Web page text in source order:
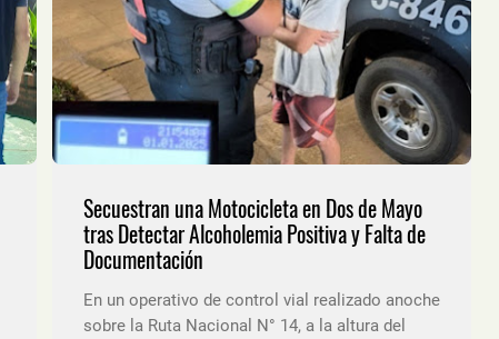
Secuestran una Motocicleta en Dos de Mayo
tras Detectar Alcoholemia Positiva y Falta de
Documentación
En un operativo de control vial realizado anoche
sobre la Ruta Nacional N° 14, a la altura del